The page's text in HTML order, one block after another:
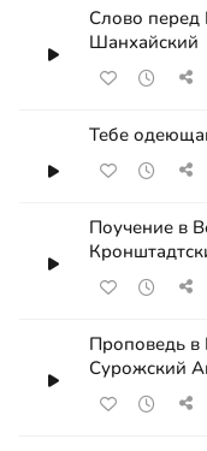
Слово
Шанхайский
Тебе
Поучение в
Проповедь
Сурожский